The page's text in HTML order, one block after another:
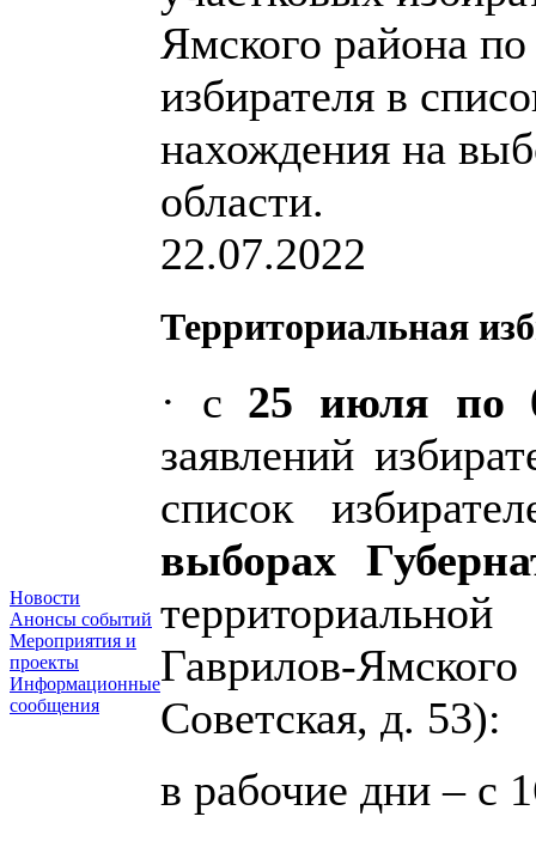
Новости
Анонсы событий
Мероприятия и
проекты
Информационные
сообщения
22.07.2022
Территориальная
· с 25 июля по
заявлений
список
выборах
Гаврилов-
Советская, д. 53):
в рабочие дни – с